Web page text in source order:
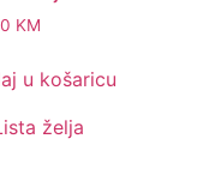
KM
u košaricu
želja